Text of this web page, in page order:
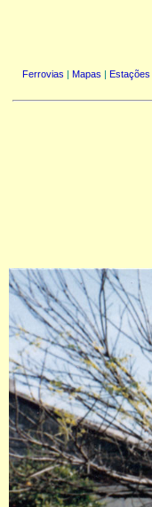
Ferrovias | Mapas | Estações